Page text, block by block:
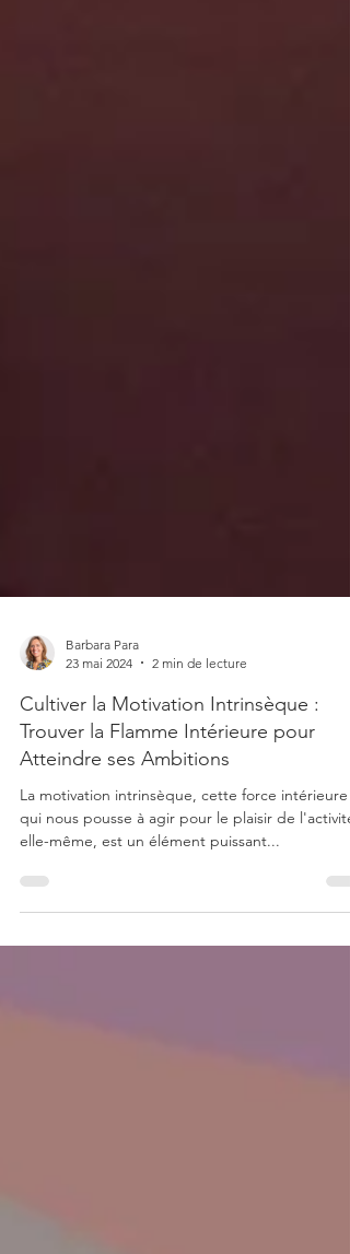
23 mai 2024
2 min de lecture
Cultiver la Motivation Intrinsèque :
Trouver la Flamme Intérieure pour
Atteindre ses Ambitions
La motivation intrinsèque, cette force intérieure
elle-même, est un élément puissant...